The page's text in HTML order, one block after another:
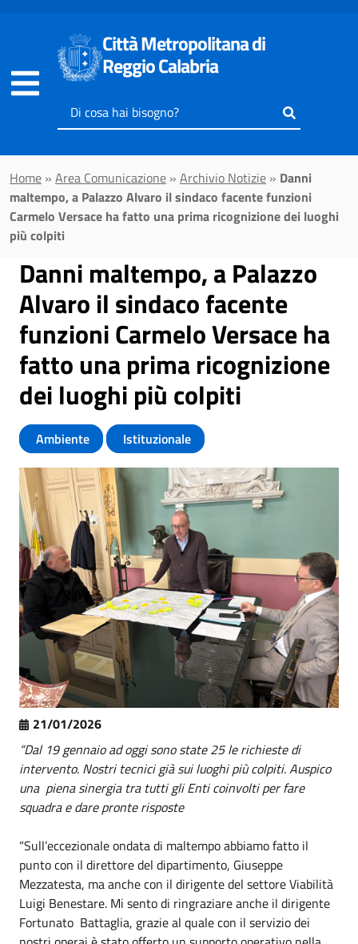
Città Metropolitana di
Reggio Calabria
Inserisci
il
cercare
Home » Area Comunicazione » Archivio Notizie » Danni
maltempo, a Palazzo Alvaro il sindaco facente funzioni
Carmelo Versace ha fatto una prima ricognizione dei luoghi
più colpiti
Danni maltempo, a Palazzo
Alvaro il sindaco facente
funzioni Carmelo Versace ha
fatto una prima ricognizione
dei luoghi più colpiti
Ambiente Istituzionale
21/01/2026
“Dal 19 gennaio ad oggi sono state 25 le richieste di
intervento. Nostri tecnici già sui luoghi più colpiti. Auspico
una piena sinergia tra tutti gli Enti coinvolti per fare
squadra e dare pronte risposte
“Sull’eccezionale ondata di maltempo abbiamo fatto il
punto con il direttore del dipartimento, Giuseppe
Mezzatesta, ma anche con il dirigente del settore Viabilità
Luigi Benestare. Mi sento di ringraziare anche il dirigente
Fortunato Battaglia, grazie al quale con il servizio dei